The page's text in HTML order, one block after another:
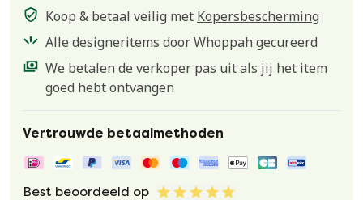
Koop & betaal veilig met Kopersbescherming
Alle designeritems door Whoppah gecureerd
We betalen de verkoper pas uit als jij het item
goed hebt ontvangen
Vertrouwde betaalmethoden
Best beoordeeld op